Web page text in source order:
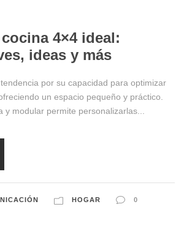
4×4 ideal:
ideas y más
por su capacidad para optimizar
un espacio pequeño y práctico.
y modular permite personalizarlas...
HOGAR 0